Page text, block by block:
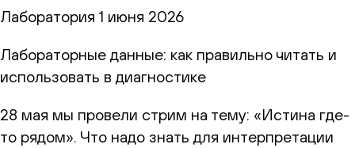
Лаборатория 1 июня 2026
Лабораторные данные: как правильно читать и
использовать в диагностике
28 мая мы провели стрим на тему: «Истина где-
то рядом». Что надо знать для интерпретации